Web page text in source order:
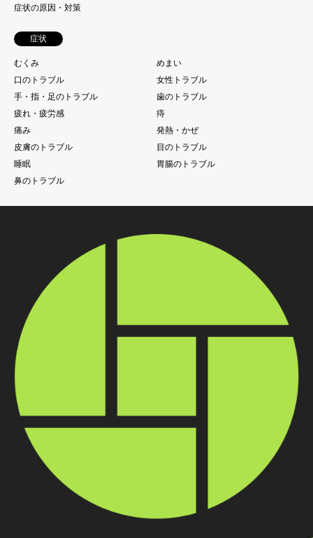
症状の原因・対策
症状
むくみ
めまい
口のトラブル
女性トラブル
手・指・足のトラブル
歯のトラブル
疲れ・疲労感
痔
痛み
発熱・かぜ
皮膚のトラブル
目のトラブル
睡眠
胃腸のトラブル
鼻のトラブル